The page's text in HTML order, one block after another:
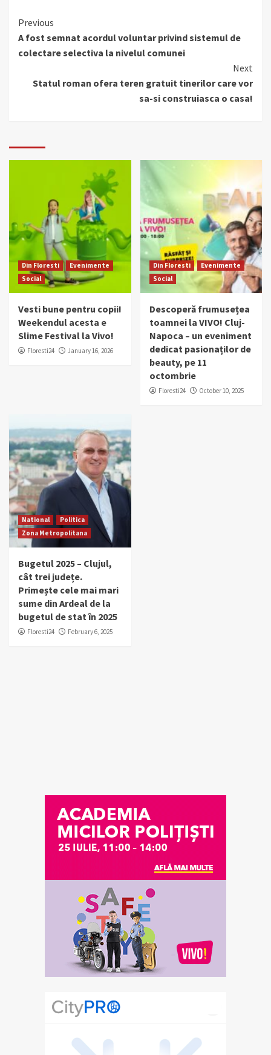
Continue
Reading
Previous
A fost semnat acordul voluntar privind sistemul de
colectare selectiva la nivelul comunei
Next
Statul roman ofera teren gratuit tinerilor care vor
sa-si construiasca o casa!
Din Floresti
Evenimente
Social
Vesti bune pentru copii!
Weekendul acesta e
Slime Festival la Vivo!
Floresti24 January 16, 2026
Din Floresti
Evenimente
Social
Descoperă frumusețea
toamnei la VIVO! Cluj-
Napoca – un eveniment
dedicat pasionaților de
beauty, pe 11
octombrie
Floresti24 October 10, 2025
National
Politica
Zona Metropolitana
Bugetul 2025 – Clujul,
cât trei județe.
Primește cele mai mari
sume din Ardeal de la
bugetul de stat în 2025
Floresti24 February 6, 2025